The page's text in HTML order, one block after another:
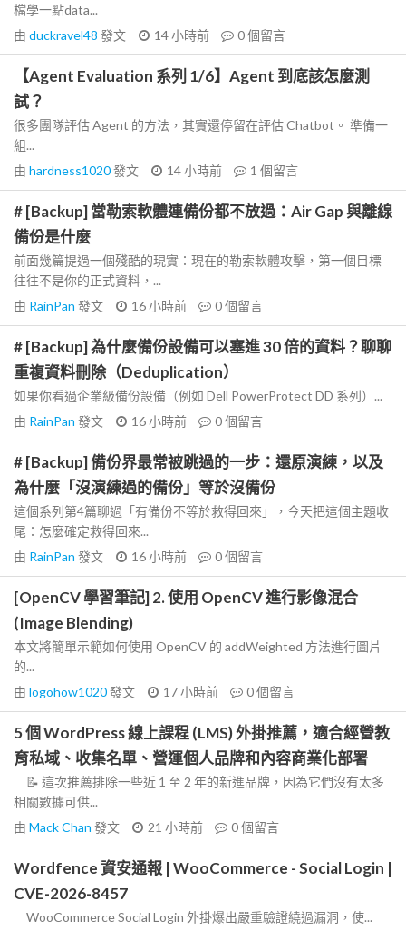
檔學一點data...
由 duckravel48 發文 14 小時前 0個留言
【Agent Evaluation 系列 1/6】Agent 到底該怎麼測
試？
很多團隊評估 Agent 的方法，其實還停留在評估 Chatbot。 準備一
組...
由 hardness1020發文 14 小時前 1 個留言
# [Backup] 當勒索軟體連備份都不放過：Air Gap 與離線
備份是什麼
前面幾篇提過一個殘酷的現實：現在的勒索軟體攻擊，第一個目標
往往不是你的正式資料，...
由 RainPan 發文 16 小時前 0個留言
# [Backup] 為什麼備份設備可以塞進 30 倍的資料？聊聊
重複資料刪除（Deduplication）
如果你看過企業級備份設備（例如 Dell PowerProtect DD 系列）...
由 RainPan 發文 16 小時前 0個留言
# [Backup] 備份界最常被跳過的一步：還原演練，以及
為什麼「沒演練過的備份」等於沒備份
這個系列第4篇聊過「有備份不等於救得回來」，今天把這個主題收
尾：怎麼確定救得回來...
由 RainPan 發文 16 小時前 0個留言
[OpenCV 學習筆記] 2. 使用 OpenCV 進行影像混合
(Image Blending)
本文將簡單示範如何使用 OpenCV 的 addWeighted 方法進行圖片
的...
由 logohow1020發文 17 小時前 0個留言
5 個 WordPress 線上課程 (LMS) 外掛推薦，適合經營教
育私域、收集名單、營運個人品牌和內容商業化部署
📝 這次推薦排除一些近 1 至 2 年的新進品牌，因為它們沒有太多
相關數據可供...
由 Mack Chan 發文 21 小時前 0個留言
Wordfence 資安通報 | WooCommerce - Social Login |
CVE-2026-8457
WooCommerce Social Login 外掛爆出嚴重驗證繞過漏洞，使...